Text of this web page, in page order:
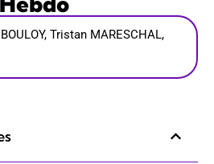
Tristan MARESCHAL,